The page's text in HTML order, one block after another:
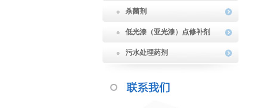
杀菌剂
低光漆（亚光漆）点修补剂
污水处理药剂